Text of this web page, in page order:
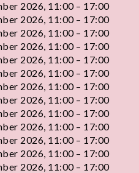
2026, 11:00 – 17:00
2026, 11:00 – 17:00
2026, 11:00 – 17:00
2026, 11:00 – 17:00
2026, 11:00 – 17:00
2026, 11:00 – 17:00
2026, 11:00 – 17:00
2026, 11:00 – 17:00
2026, 11:00 – 17:00
2026, 11:00 – 17:00
2026, 11:00 – 17:00
2026, 11:00 – 17:00
2026, 11:00 – 17:00